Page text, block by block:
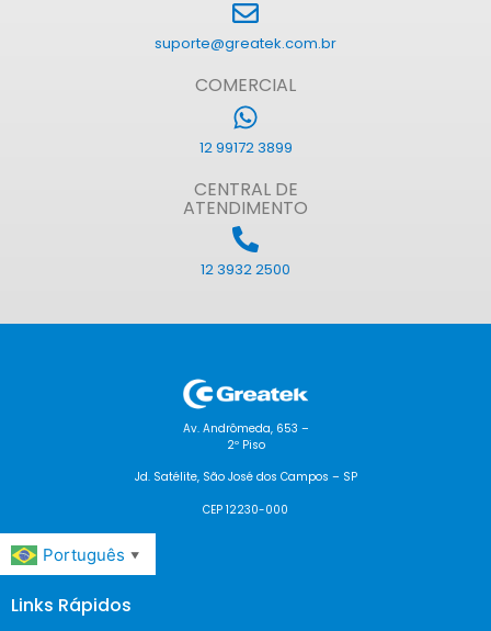
suporte@greatek.com.br
COMERCIAL
12 99172 3899
CENTRAL DE
ATENDIMENTO
12 3932 2500
Av. Andrômeda, 653 –
2º Piso
Jd. Satélite, São José dos Campos – SP
CEP 12230-000
Português ▼
Links Rápidos